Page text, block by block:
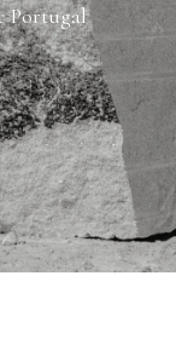
Portugal